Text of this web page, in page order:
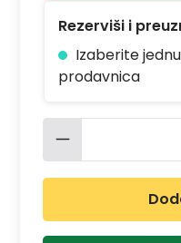
Rezerviši i
Izaberite
prodavnica
Količina